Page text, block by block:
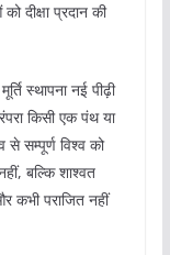
दीक्षा प्रदान की
स्थापना नई पीढ़ी
किसी एक पंथ या
सम्पूर्ण विश्व को
बल्कि शाश्वत
कभी पराजित नहीं